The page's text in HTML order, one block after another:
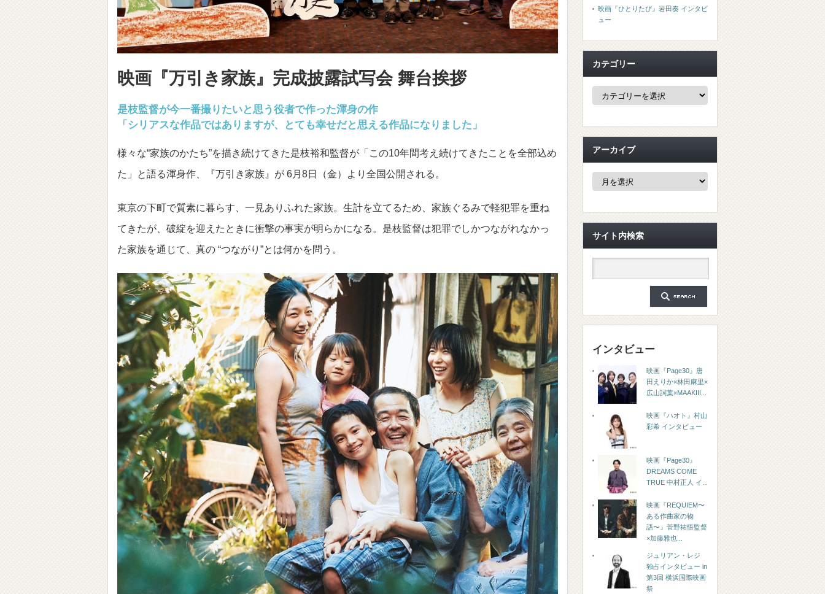
映画『万引き家族』完成披露試写会 舞台挨拶
是枝監督が今一番撮りたいと思う役者で作った渾身の作
「シリアスな作品ではありますが、とても幸せだと思える作品になりました」
様々な“家族のかたち”を描き続けてきた是枝裕和監督が「この10年間考え続けてきたことを全部込め
た」と語る渾身作、『万引き家族』が 6月8日（金）より全国公開される。
東京の下町で質素に暮らす、一見ありふれた家族。生計を立てるため、家族ぐるみで軽犯罪を重ね
てきたが、破綻を迎えたときに衝撃の事実が明らかになる。是枝監督は犯罪でしかつながれなかっ
た家族を通じて、真の “つながり”とは何かを問う。
映画『ひとりたび』岩田奏 インタビ
ュー
カテゴリー
ー
アーカイブ
ブ
サイト内検索
インタビュー
映画『Page30』唐
田えりか×林田麻里×
広山詞葉×MAAKIII...
映画『ハオト』村山
彩希 インタビュー
映画『Page30』
DREAMS COME
TRUE 中村正人 イ...
映画『REQUIEM〜
ある作曲家の物
語〜』菅野祐悟監督
×加藤雅也...
ジュリアン・レジ
独占インタビュー in
第3回 横浜国際映画
祭